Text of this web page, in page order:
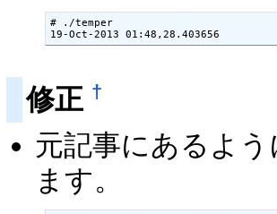
# ./temper
修正 †
元記事にあるよ
ます。